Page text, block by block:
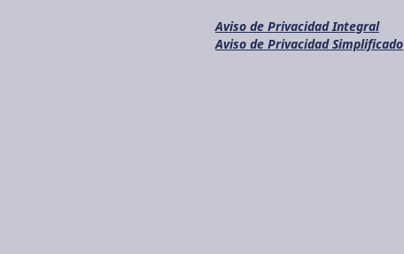
Aviso de Privacidad Integral
Aviso de Privacidad Simplificado